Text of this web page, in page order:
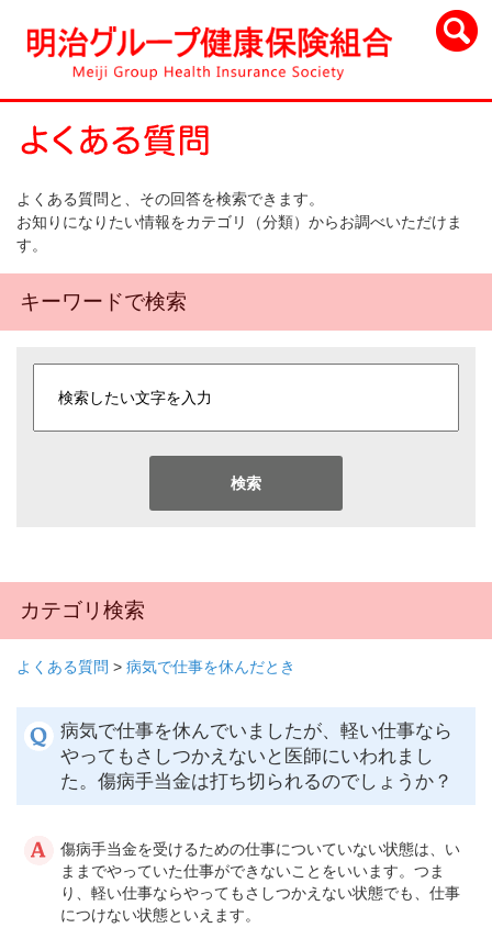
よくある質問と、その回答を検索できます。
お知りになりたい情報をカテゴリ（分類）からお調べいただけま
す。
キーワードで検索
検索
カテゴリ検索
よくある質問 > 病気で仕事を休んだとき
病気で仕事を休んでいましたが、軽い仕事なら
やってもさしつかえないと医師にいわれまし
た。傷病手当金は打ち切られるのでしょうか？
傷病手当金を受けるための仕事についていない状態は、い
ままでやっていた仕事ができないことをいいます。つま
り、軽い仕事ならやってもさしつかえない状態でも、仕事
につけない状態といえます。